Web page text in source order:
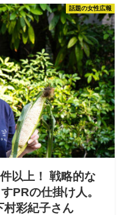
話題の女性広報
以上！ 戦略的な
PRの仕掛け人。
彩紀子さん